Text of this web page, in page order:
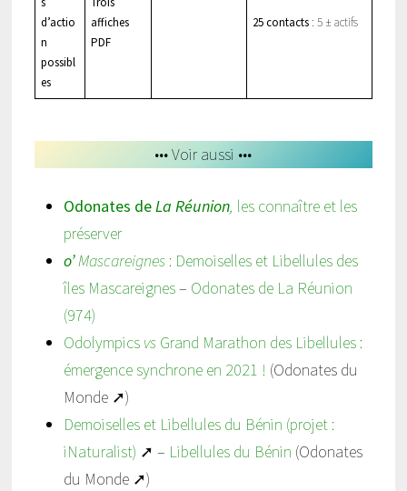
d’actio
n
possibl
es
affiches
PDF
25 contacts : 5 ± actifs
••• Voir aussi •••
Odonates deLa Réunion, les connaître et les
préserver
o’Mascareignes : Demoiselles et Libellules des
îles Mascareignes– Odonates de La Réunion
(974)
Odolympics vs Grand Marathon des Libellules :
émergence synchrone en 2021 ! (Odonates du
Monde ➚)
Demoiselles et Libellules du Bénin (projet :
iNaturalist) ➚ – Libellules du Bénin (Odonates
du Monde ➚)